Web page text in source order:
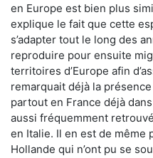
en Europe est bien plus
explique le fait que cette
s’adapter tout le long des
reproduire pour ensuite
territoires d’Europe afin
remarquait déjà la
partout en France déjà
aussi fréquemment
en Italie. Il en est de même
Hollande qui n’ont pu se